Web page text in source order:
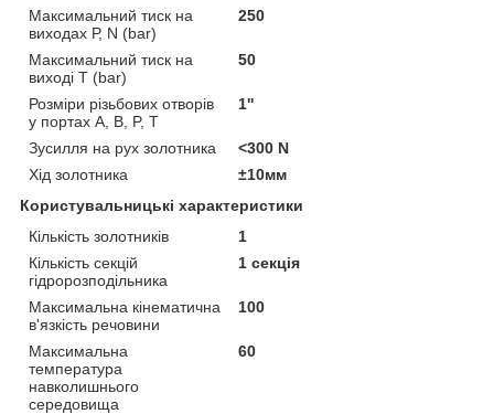
Максимальний тиск на
виходах Р, N (bar)
250
Максимальний тиск на
виході Т (bar)
50
Розміри різьбових отворів
у портах А, В, P, T
1''
Зусилля на рух золотника
<300 N
Хід золотника
±10мм
Користувальницькі характеристики
Кількість золотників
1
Кількість секцій
гідророзподільника
1 секція
Максимальна кінематична
в'язкість речовини
100
Максимальна
температура
навколишнього
середовища
60